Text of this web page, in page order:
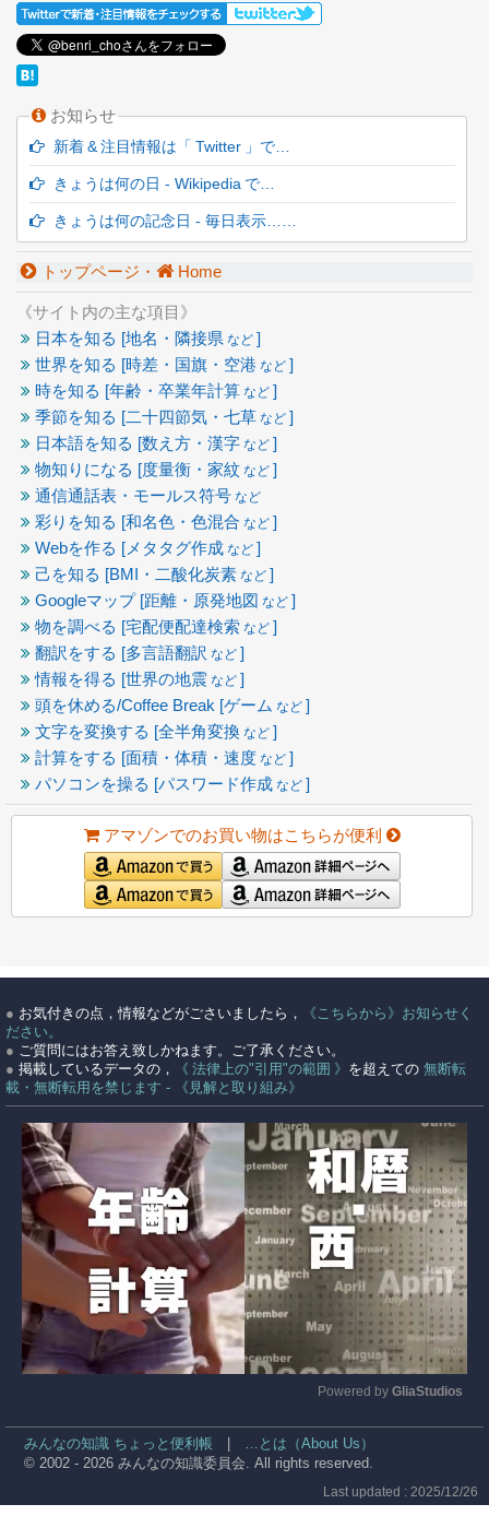
お知らせ
新着 & 注目情報は「 Twitter 」で…
きょうは何の日 - Wikipedia で…
きょうは何の記念日 - 毎日表示……
トップページ・ Home
《サイト内の主な項目》
日本を知る [地名・隣接県 など ]
世界を知る [時差・国旗・空港 など ]
時を知る [年齢・卒業年計算 など ]
季節を知る [二十四節気・七草 など ]
日本語を知る [数え方・漢字 など ]
物知りになる [度量衡・家紋 など ]
通信通話表・モールス符号 など
彩りを知る [和名色・色混合 など ]
Webを作る [メタタグ作成 など ]
己を知る [BMI・二酸化炭素 など ]
Googleマップ [距離・原発地図 など ]
物を調べる [宅配便配達検索 など ]
翻訳をする [多言語翻訳 など ]
情報を得る [世界の地震 など ]
頭を休める/Coffee Break [ゲーム など ]
文字を変換する [全半角変換 など ]
計算をする [面積・体積・速度 など ]
パソコンを操る [パスワード作成 など ]
アマゾンでのお買い物はこちらが便利
● お気付きの点，情報などがごさいましたら，
《こちらから》お知らせく
ださい。
● ご質問にはお答え致しかねます。ご了承ください。
● 掲載しているデータの， 《 法律上の"引用"の範囲 》 を超えての 無断転
載・無断転用を禁じます - 《見解と取り組み》
Powered by GliaStudios
みんなの知識 ちょっと便利帳
…とは（About Us）
© 2002 - 2026 みんなの知識委員会. All rights reserved.
Last updated : 2025/12/26